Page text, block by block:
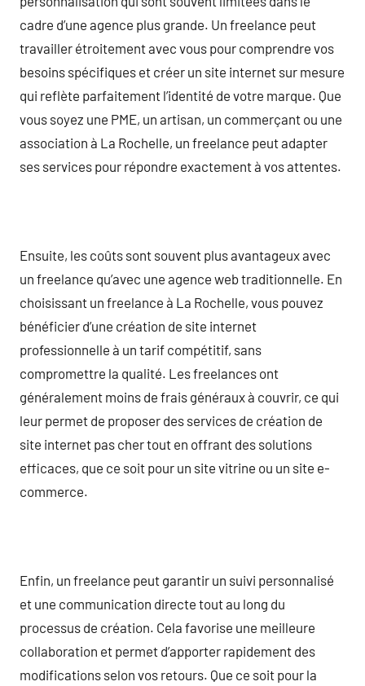
cadre d’une agence plus grande. Un freelance peut
travailler étroitement avec vous pour comprendre vos
besoins spécifiques et créer un site internet sur mesure
qui reflète parfaitement l’identité de votre marque. Que
vous soyez une PME, un artisan, un commerçant ou une
association à La Rochelle, un freelance peut adapter
ses services pour répondre exactement à vos attentes.
Ensuite, les coûts sont souvent plus avantageux avec
un freelance qu’avec une agence web traditionnelle. En
choisissant un freelance à La Rochelle, vous pouvez
bénéficier d’une création de site internet
professionnelle à un tarif compétitif, sans
compromettre la qualité. Les freelances ont
généralement moins de frais généraux à couvrir, ce qui
leur permet de proposer des services de création de
site internet pas cher tout en offrant des solutions
efficaces, que ce soit pour un site vitrine ou un site e-
commerce.
Enfin, un freelance peut garantir un suivi personnalisé
et une communication directe tout au long du
processus de création. Cela favorise une meilleure
collaboration et permet d’apporter rapidement des
modifications selon vos retours. Que ce soit pour la